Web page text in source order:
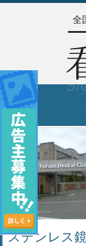
全
ステンレス